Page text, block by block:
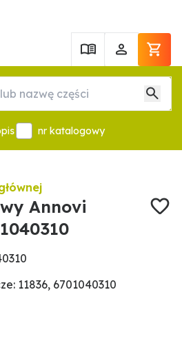
nr katalogowy
Annovi
11836, 6701040310